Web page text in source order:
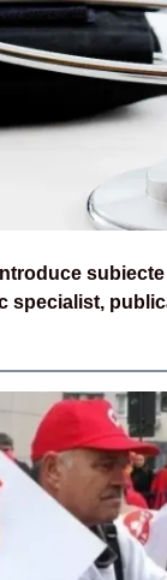
specialist,